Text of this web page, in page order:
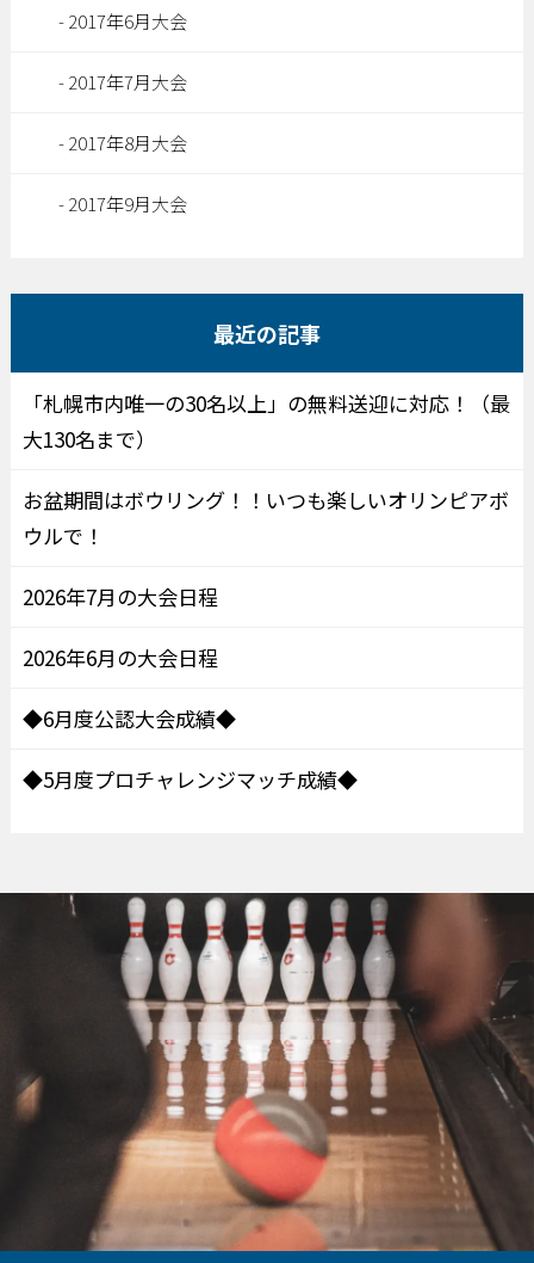
2017年6月大会
2017年7月大会
2017年8月大会
2017年9月大会
最近の記事
「札幌市内唯一の30名以上」の無料送迎に対応！（最
大130名まで）
お盆期間はボウリング！！いつも楽しいオリンピアボ
ウルで！
2026年7月の大会日程
2026年6月の大会日程
◆6月度公認大会成績◆
◆5月度プロチャレンジマッチ成績◆